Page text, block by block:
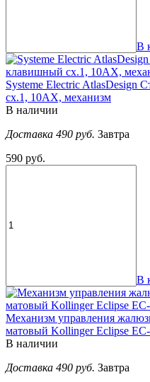
В
Systeme Electric AtlasDesign
сх.1, 10АХ, механизм
В наличии
Доставка 490 руб. Завтра
590 руб.
В
Механизм управления
матовый Kollinger Eclipse
В наличии
Доставка 490 руб. Завтра